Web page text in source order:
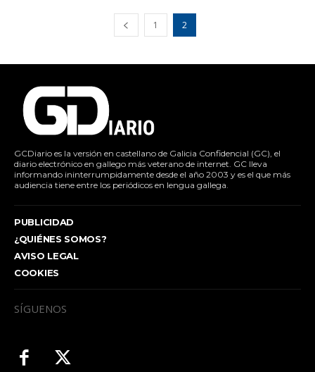
1 2
GCDiario es la versión en castellano de Galicia Confidencial (GC), el
diario electrónico en gallego más veterano de internet. GC lleva
informando ininterrumpidamente desde el año 2003 y es el que más
audiencia tiene entre los periódicos en lengua gallega.
PUBLICIDAD
¿QUIÉNES SOMOS?
AVISO LEGAL
COOKIES
SÍGUENOS